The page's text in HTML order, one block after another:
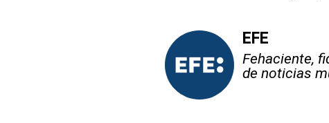
EFE
Fehaciente,
de noticias